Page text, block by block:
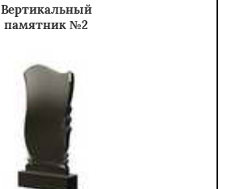
Вертикальный
памятник №2